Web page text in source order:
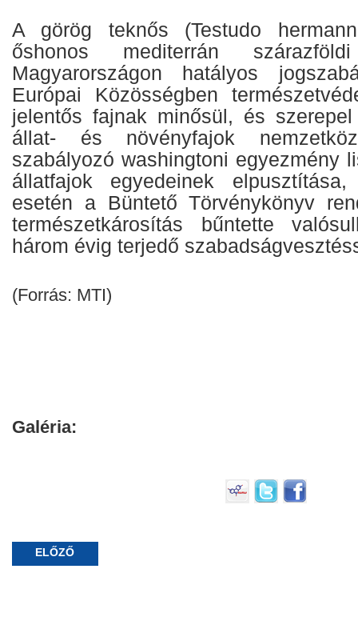
A görög teknős (Testudo
őshonos mediterrán
Magyarországon hatályos
Európai Közösségben
jelentős fajnak minősül, és
állat- és növényfajok
szabályozó washingtoni egyezmény
állatfajok egyedeinek
esetén a Büntető Törvénykönyv
természetkárosítás bűntette
három évig terjedő
(Forrás: MTI)
Galéria:
ELŐZŐ